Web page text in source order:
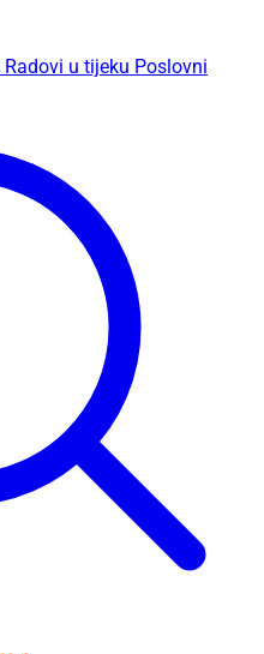
Radovi u tijeku Poslovni